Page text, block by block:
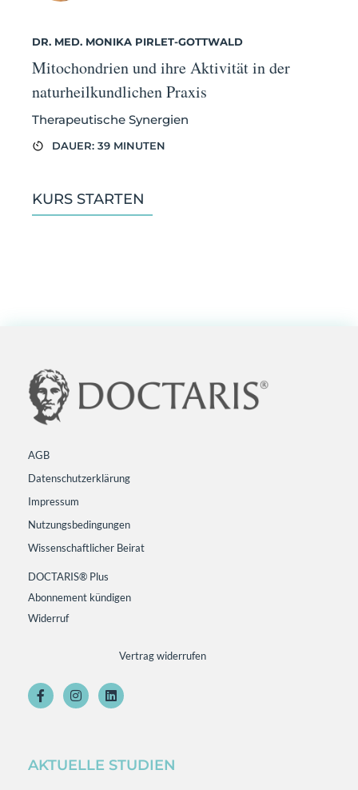
DR. MED. MONIKA PIRLET-GOTTWALD
Mitochondrien und ihre Aktivität in der
naturheilkundlichen Praxis
Therapeutische Synergien
DAUER: 39 MINUTEN
KURS STARTEN
AGB
Datenschutzerklärung
Impressum
Nutzungsbedingungen
Wissenschaftlicher Beirat
DOCTARIS® Plus
Abonnement kündigen
Widerruf
Vertrag widerrufen
AKTUELLE STUDIEN